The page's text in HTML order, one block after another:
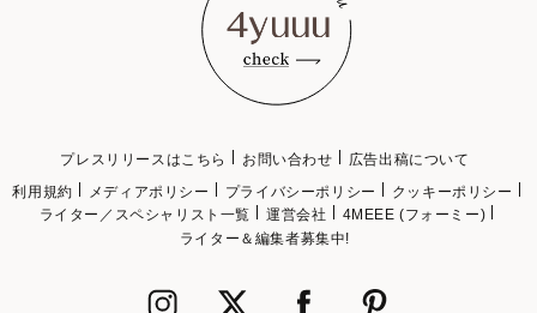
プレスリリースはこちら お問い合わせ
広告出稿について
利用規約
メディアポリシー プライバシーポリシー
クッキーポリシー
ライター／スペシャリスト一覧
運営会社
4MEEE (フォーミー)
ライター＆編集者募集中!